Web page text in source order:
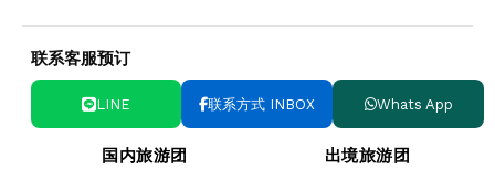
联系客服预订
LINE 联系方式 INBOX Whats App
国内旅游团 出境旅游团